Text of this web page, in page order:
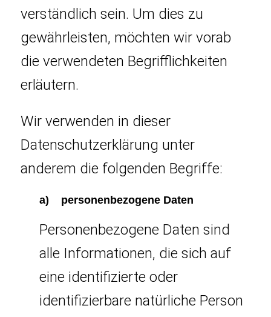
verständlich sein. Um dies zu
gewährleisten, möchten wir vorab
die verwendeten Begrifflichkeiten
erläutern.
Wir verwenden in dieser
Datenschutzerklärung unter
anderem die folgenden Begriffe:
a) personenbezogene Daten
Personenbezogene Daten sind
alle Informationen, die sich auf
eine identifizierte oder
identifizierbare natürliche Person